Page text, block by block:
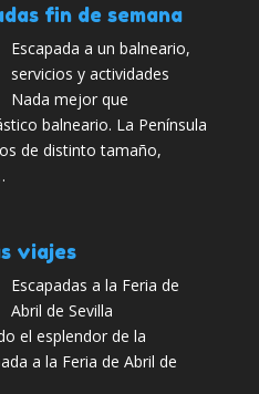
fin de semana
Escapada a un balneario,
servicios y actividades
Nada mejor que
balneario. La Península
de distinto tamaño,
viajes
Escapadas a la Feria de
Abril de Sevilla
el esplendor de la
a la Feria de Abril de